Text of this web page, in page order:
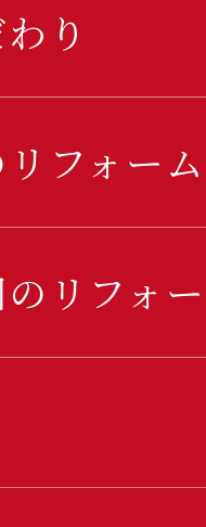
り
フォーム
リフォ